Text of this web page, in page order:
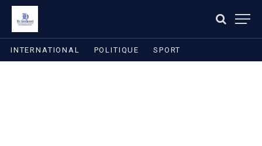
INTERNATIONAL POLITIQUE SPORT